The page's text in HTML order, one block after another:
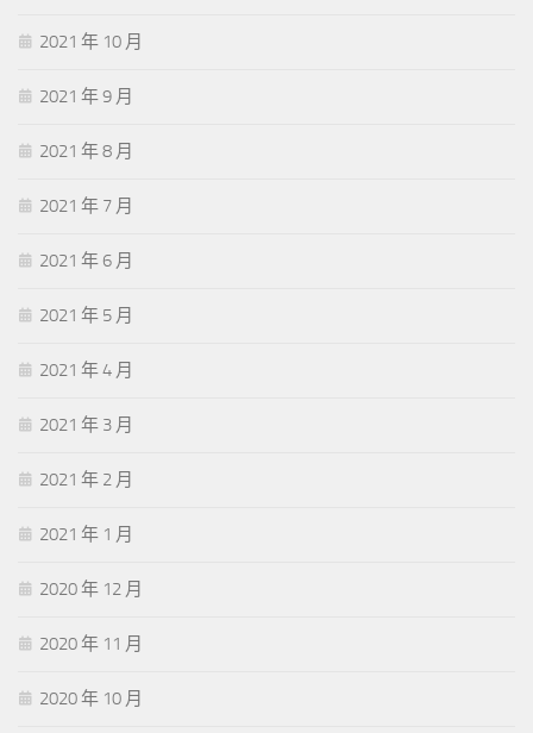
2021 年 10 月
2021 年 9 月
2021 年 8 月
2021 年 7 月
2021 年 6 月
2021 年 5 月
2021 年 4 月
2021 年 3 月
2021 年 2 月
2021 年 1 月
2020 年 12 月
2020 年 11 月
2020 年 10 月